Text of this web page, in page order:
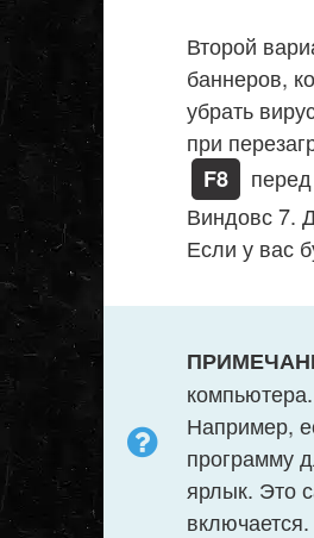
Второй
баннеров,
убрать
при
F8
Виндовс 7.
Если у вас
Например,
программу
ярлык. Это
включается.